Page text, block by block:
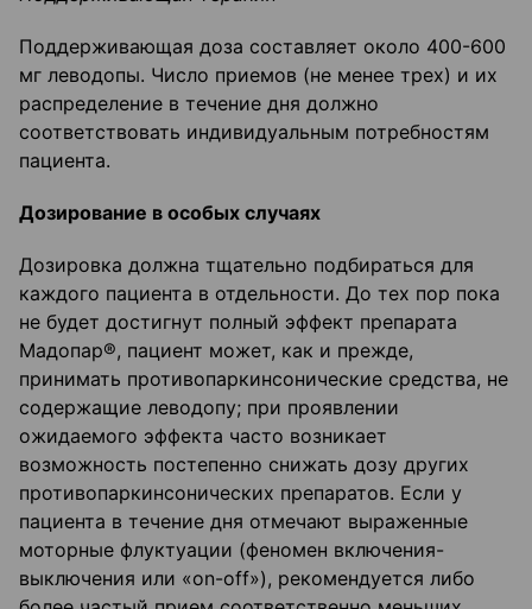
Поддерживающая доза составляет около 400-600
мг леводопы. Число приемов (не менее трех) и их
распределение в течение дня должно
соответствовать индивидуальным потребностям
пациента.
Дозирование в особых случаях
Дозировка должна тщательно подбираться для
каждого пациента в отдельности. До тех пор пока
не будет достигнут полный эффект препарата
Мадопар®, пациент может, как и прежде,
принимать противопаркинсонические средства, не
содержащие леводопу; при проявлении
ожидаемого эффекта часто возникает
возможность постепенно снижать дозу других
противопаркинсонических препаратов. Если у
пациента в течение дня отмечают выраженные
моторные флуктуации (феномен включения-
выключения или «on-off»), рекомендуется либо